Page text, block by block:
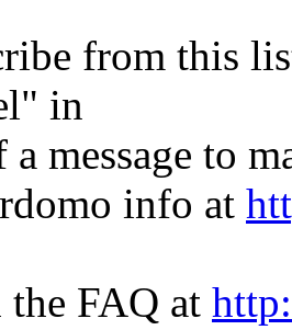
from this
in
a message to
info at
the FAQ at